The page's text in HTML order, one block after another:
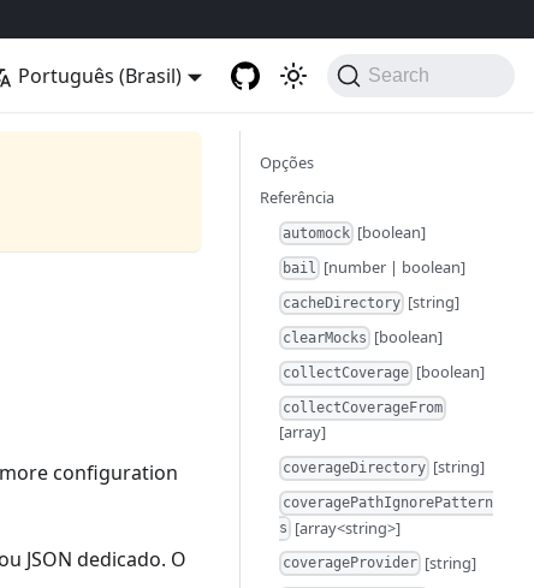
Português (Brasil) Search
configuration
JSON dedicado. O
Opções
Referência
automock [boolean]
bail [number | boolean]
cacheDirectory [string]
clearMocks [boolean]
collectCoverage [boolean]
collectCoverageFrom
[array]
coverageDirectory [string]
coveragePathIgnorePattern
s [array<string>]
coverageProvider [string]